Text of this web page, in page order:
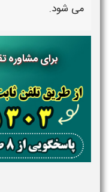
می شود.
برای مشاوره